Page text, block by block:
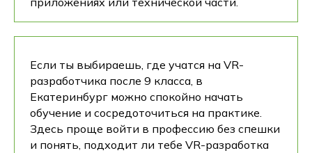
Если ты выбираешь, где учатся на VR-
разработчика после 9 класса, в
Екатеринбург можно спокойно начать
обучение и сосредоточиться на практике.
Здесь проще войти в профессию без спешки
и понять, подходит ли тебе VR-разработка